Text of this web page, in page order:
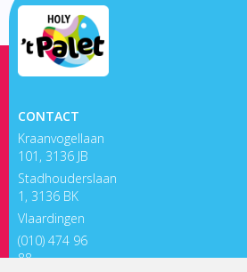
CONTACT
Kraanvogellaan
101, 3136 JB
Stadhouderslaan
1, 3136 BK
Vlaardingen
(010) 474 96
88